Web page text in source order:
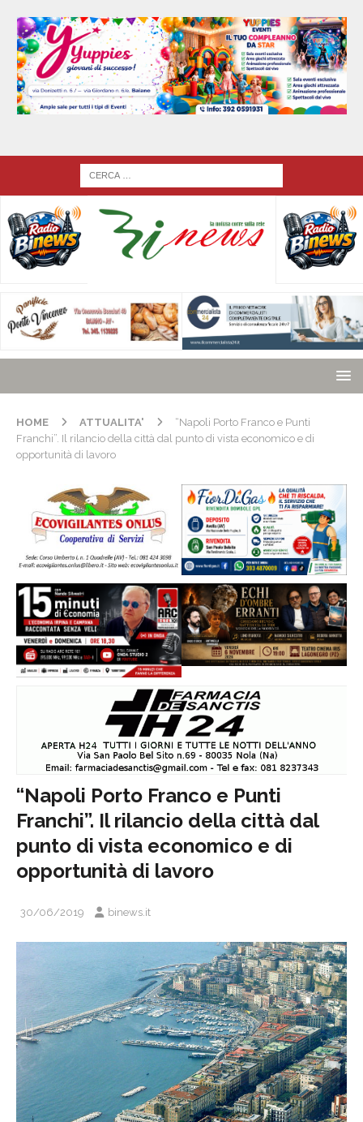
HOME ATTUALITA'
“Napoli Porto Franco e Punti
Franchi”. Il rilancio della città dal punto di vista economico e di
opportunità di lavoro
“Napoli Porto Franco e Punti
Franchi”. Il rilancio della città dal
punto di vista economico e di
opportunità di lavoro
30/06/2019 binews.it